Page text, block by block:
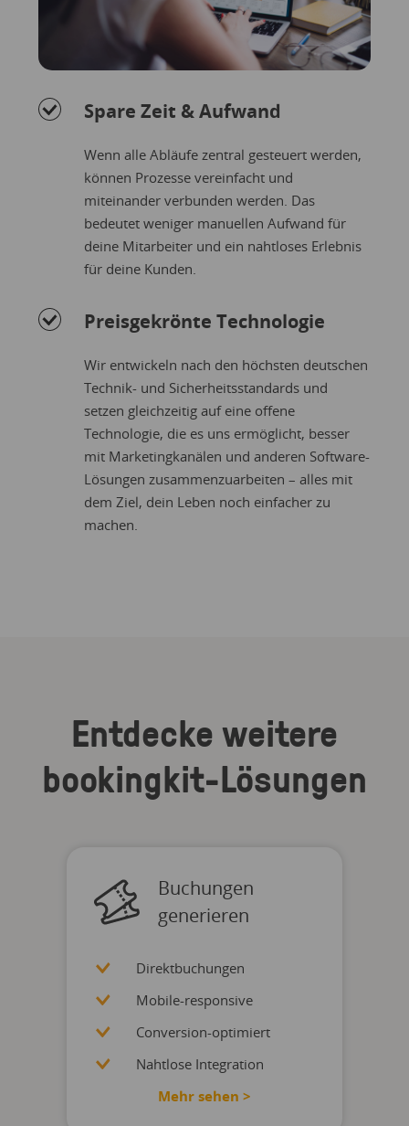
Spare Zeit & Aufwand
Wenn alle Abläufe zentral gesteuert werden,
können Prozesse vereinfacht und
miteinander verbunden werden. Das
bedeutet weniger manuellen Aufwand für
deine Mitarbeiter und ein nahtloses Erlebnis
für deine Kunden.
Preisgekrönte Technologie
Wir entwickeln nach den höchsten deutschen
Technik- und Sicherheitsstandards und
setzen gleichzeitig auf eine offene
Technologie, die es uns ermöglicht, besser
mit Marketingkanälen und anderen Software-
Lösungen zusammenzuarbeiten – alles mit
dem Ziel, dein Leben noch einfacher zu
machen.
Entdecke weitere
bookingkit-Lösungen
Buchungen
generieren
Direktbuchungen
Mobile-responsive
Conversion-optimiert
Nahtlose Integration
Mehr sehen >